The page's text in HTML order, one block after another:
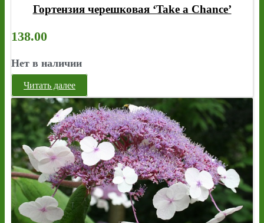
Гортензия черешковая ‘Take a Chance’
138.00
Нет в наличии
Читать далее